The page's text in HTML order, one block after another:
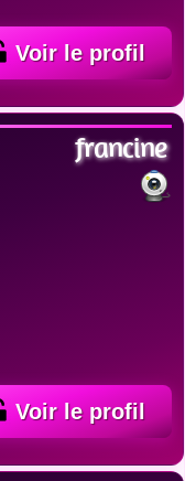
Voir le profil
francine
Voir le profil